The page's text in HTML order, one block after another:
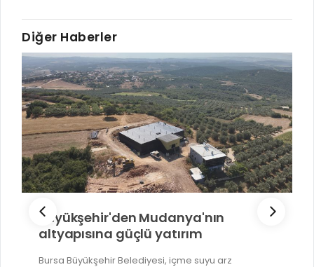
Diğer Haberler
Büyükşehir'den Mudanya'nın
altyapısına güçlü yatırım
Bursa Büyükşehir Belediyesi, içme suyu arz